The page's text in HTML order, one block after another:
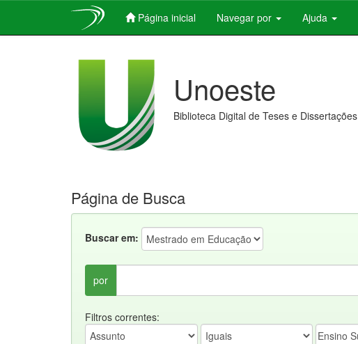
Página inicial Navegar por Ajuda
Unoeste
Biblioteca Digital de Teses e Dissertações
Página de Busca
Buscar em:
por
Filtros correntes: